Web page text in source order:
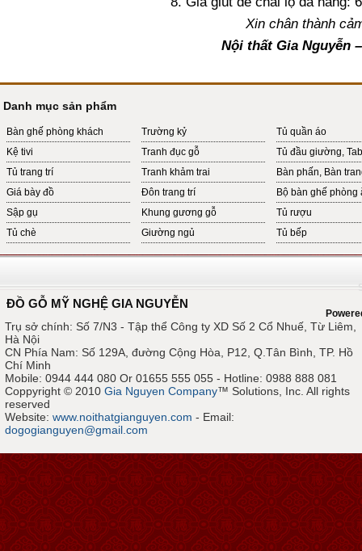
Xin chân thành
Nội thất Gia Nguyễn
Danh mục sản phẩm
Bàn ghế phòng khách
Kệ tivi
Tủ trang trí
Giá bày đồ
Sập gụ
Tủ chè
Trường kỷ
Tranh đục gỗ
Tranh khảm trai
Đôn trang trí
Khung gương gỗ
Giường ngủ
Tủ quần áo
Tủ đầu giường,
Bàn phấn, Bàn
Bộ bàn ghế phòng
Tủ rượu
Tủ bếp
ĐỒ GỖ MỸ NGHỆ GIA NGUYỄN
Trụ sở chính: Số 7/N3 - Tập thể Công ty XD Số 2 Cổ Nhuế, Từ Liêm,
Hà Nội
CN Phía Nam: Số 129A, đường Cộng Hòa, P12, Q.Tân Bình, TP. Hồ
Chí Minh
Mobile: 0944 444 080 Or 01655 555 055 - Hotline: 0988 888 081
Coppyright © 2010 Gia Nguyen Company™ Solutions, Inc. All rights
reserved
Website: www.noithatgianguyen.com - Email:
dogogianguyen@gmail.com